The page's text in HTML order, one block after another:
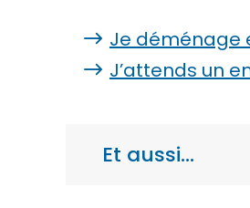
Je déménage
J’attends un
Et aussi…